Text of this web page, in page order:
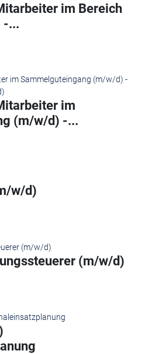
im Bereich
-...
im
(m/w/d) -...
w/d)
(m/w/d)